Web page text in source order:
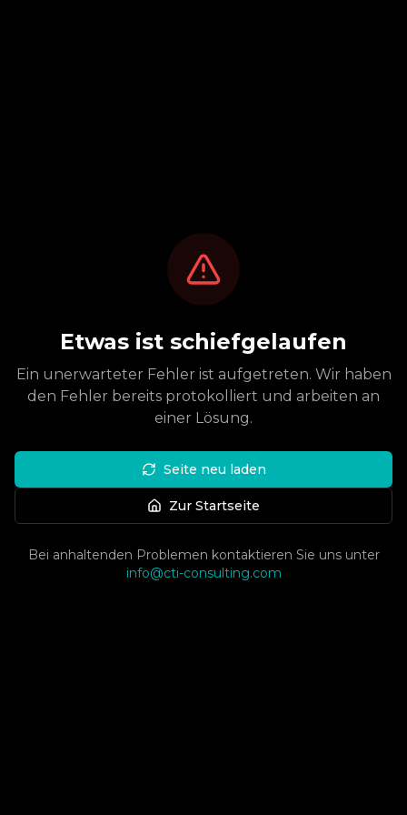
Etwas ist schiefgelaufen
Ein unerwarteter Fehler ist aufgetreten. Wir haben
den Fehler bereits protokolliert und arbeiten an
einer Lösung.
Seite neu laden
Zur Startseite
Bei anhaltenden Problemen kontaktieren Sie uns unter
info@cti-consulting.com